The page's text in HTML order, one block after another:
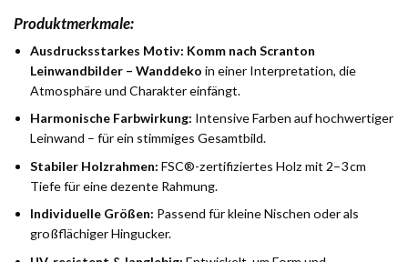
Produktmerkmale:
Ausdrucksstarkes Motiv: Komm nach Scranton
Leinwandbilder – Wanddeko in einer Interpretation, die
Atmosphäre und Charakter einfängt.
Harmonische Farbwirkung: Intensive Farben auf hochwertiger
Leinwand – für ein stimmiges Gesamtbild.
Stabiler Holzrahmen: FSC®-zertifiziertes Holz mit 2–3 cm
Tiefe für eine dezente Rahmung.
Individuelle Größen: Passend für kleine Nischen oder als
großflächiger Hingucker.